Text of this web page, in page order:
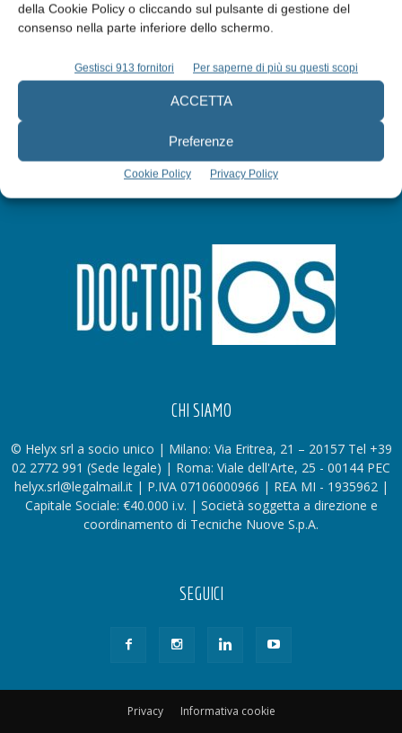
della Cookie Policy o cliccando sul pulsante di gestione del
consenso nella parte inferiore dello schermo.
Gestisci 913 fornitori Per saperne di più su questi scopi
ACCETTA
Preferenze
Cookie Policy Privacy Policy
Abbonati
Iscriviti alla newsletter
CHI SIAMO
© Helyx srl a socio unico | Milano: Via Eritrea, 21 – 20157 Tel +39
02 2772 991 (Sede legale) | Roma: Viale dell'Arte, 25 - 00144 PEC
helyx.srl@legalmail.it | P.IVA 07106000966 | REA MI - 1935962 |
Capitale Sociale: €40.000 i.v. | Società soggetta a direzione e
coordinamento di Tecniche Nuove S.p.A.
SEGUICI
Privacy Informativa cookie